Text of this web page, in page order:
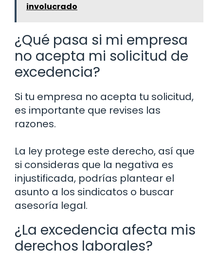
involucrado
¿Qué pasa si mi empresa
no acepta mi solicitud de
excedencia?
Si tu empresa no acepta tu solicitud,
es importante que revises las
razones.
La ley protege este derecho, así que
si consideras que la negativa es
injustificada, podrías plantear el
asunto a los sindicatos o buscar
asesoría legal.
¿La excedencia afecta mis
derechos laborales?